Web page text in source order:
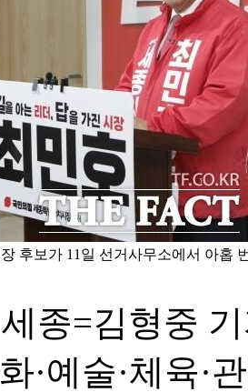
후보가 11일 선거사무소에서 아홉
종=김형중
·예술·체육·